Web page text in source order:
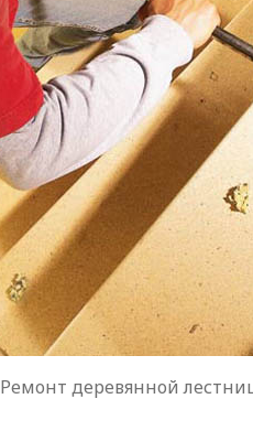
Ремонт деревянной